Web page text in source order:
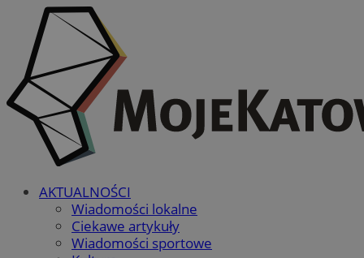
AKTUALNOŚCI
Wiadomości lokalne
Ciekawe artykuły
Wiadomości sportowe